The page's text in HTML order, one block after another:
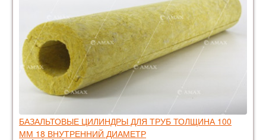
БАЗАЛЬТОВЫЕ ЦИЛИНДРЫ ДЛЯ ТРУБ ТОЛЩИНА 100
ММ 18 ВНУТРЕННИЙ ДИАМЕТР